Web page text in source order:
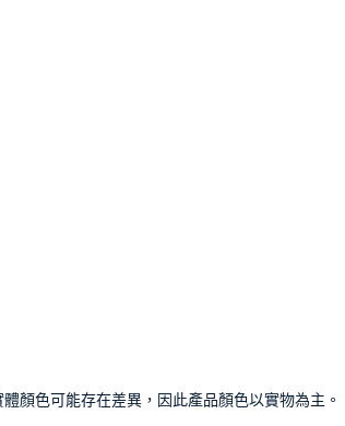
顏色可能存在差異，因此產品顏色以實物為主。